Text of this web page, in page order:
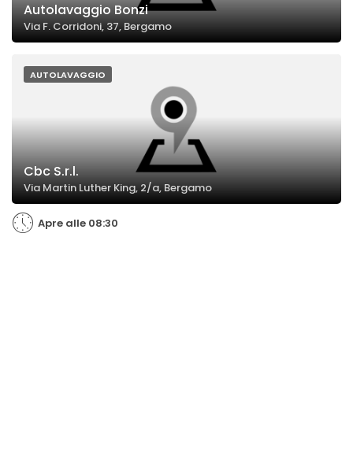
Autolavaggio Bonzi
Via F. Corridoni, 37, Bergamo
AUTOLAVAGGIO
Cbc S.r.l.
Via Martin Luther King, 2/a, Bergamo
Apre alle 08:30